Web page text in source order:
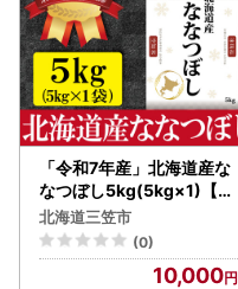
「令和7年産」北海道産な
なつぼし5kg(5kg×1)【特
Aランク】米・食味鑑定士
監修＜最短翌日発送＞【1
606608】
北海道三笠市
(0)
10,000